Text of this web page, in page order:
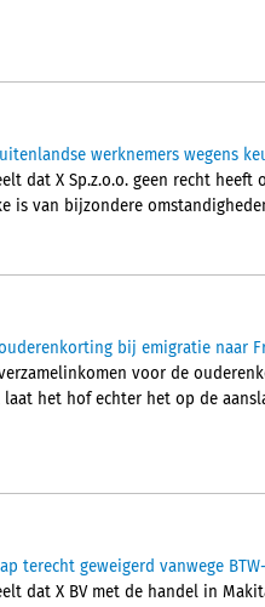
werknemers wegens
dat X Sp.z.o.o. geen recht
is van bijzondere
bij emigratie naar
voor de
het hof echter het op de
terecht geweigerd vanwege
dat X BV met de handel in